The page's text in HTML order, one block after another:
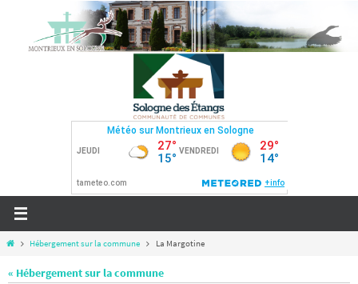
contenu
HomeHébergement sur la commune La Margotine
« Hébergement sur la commune